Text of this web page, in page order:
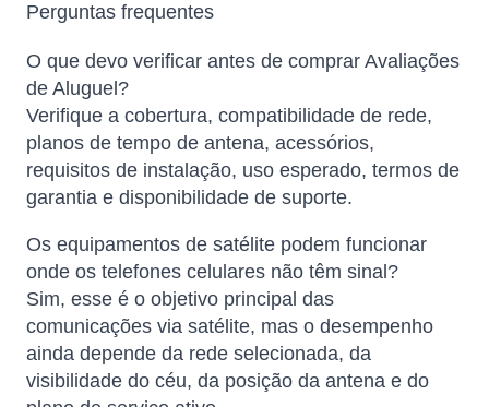
Perguntas frequentes
O que devo verificar antes de comprar Avaliações
de Aluguel?
Verifique a cobertura, compatibilidade de rede,
planos de tempo de antena, acessórios,
requisitos de instalação, uso esperado, termos de
garantia e disponibilidade de suporte.
Os equipamentos de satélite podem funcionar
onde os telefones celulares não têm sinal?
Sim, esse é o objetivo principal das
comunicações via satélite, mas o desempenho
ainda depende da rede selecionada, da
visibilidade do céu, da posição da antena e do